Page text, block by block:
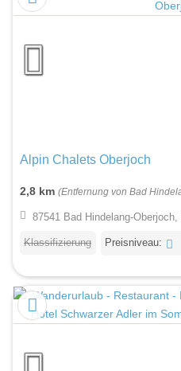
Alpin Chalets Oberjoch
2,8 km (Entfernung von Bad
87541 Bad Hindelang-
Klassifizierung Preisniveau: